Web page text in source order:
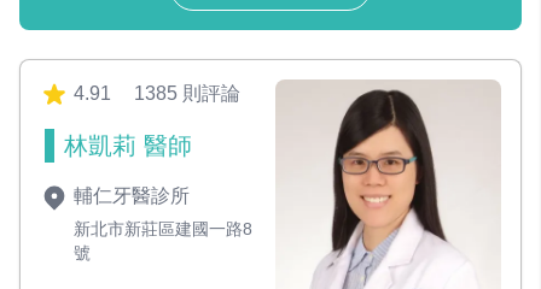
4.91 1385 則評論
林凱莉 醫師
輔仁牙醫診所
新北市新莊區建國一路8
號